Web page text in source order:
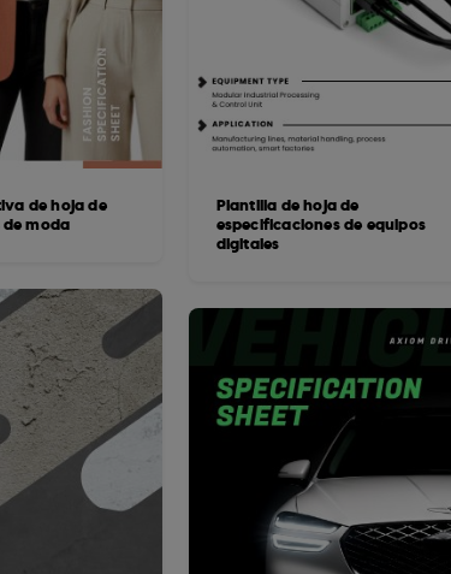
de hoja de
moda
Plantilla de hoja de
especificaciones de equipos
digitales